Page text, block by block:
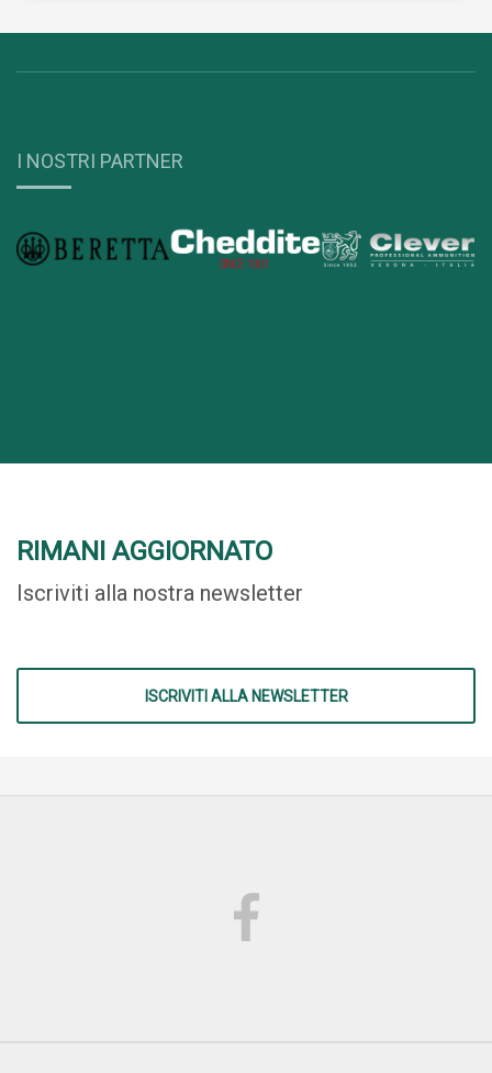
I NOSTRI PARTNER
RIMANI AGGIORNATO
Iscriviti alla nostra newsletter
ISCRIVITI ALLA NEWSLETTER